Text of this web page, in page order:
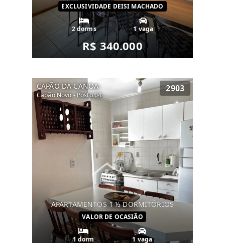
EXCLUSIVIDADE DEISI MACHADO
2 dorms 1 vaga
R$ 340.000
CAPÃO DA CANOA
Capão Novo - Posto 04
2903
APARTAMENTOS 1 ½ DORMITÓRIOS
VALOR DE OCASIÃO
1 dorm 1 vaga